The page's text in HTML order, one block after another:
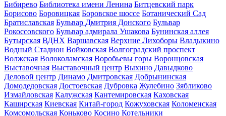
Бибирево Библиотека имени Ленина Битцевский парк
Борисово Боровицкая Боровское шоссе Ботанический Сад
Братиславская Бульвар Дмитрия Донского Бульвар
Рокоссовского Бульвар адмирала Ушакова Бунинская аллея
Бутырская ВДНХ Варшавская Верхние Лихоборы Владыкино
Водный Стадион Войковская Волгоградский проспект
Волжская Волоколамская Воробьевы горы Воронцовская
Выставочная Выставочный центр Выхино Давыдково
Деловой центр Динамо Дмитровская Добрынинская
Домодедовская Достоевская Дубровка Жулебино Зябликово
Измайловская Калужская Кантемировская Каховская
Каширская Киевская Китай-город Кожуховская Коломенская
Комсомольская Коньково Косино Котельники